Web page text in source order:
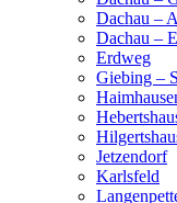
Dachau –
Dachau –
Erdweg
Giebing –
Jetzendorf
Karlsfeld